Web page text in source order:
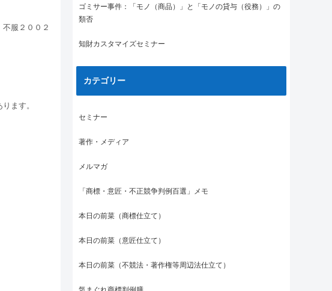
服２００２
ます。
ゴミサー事件：「モノ（商品）」と「モノの貸与（役務）」の
類否
知財カスタマイズセミナー
カテゴリー
セミナー
著作・メディア
メルマガ
「商標・意匠・不正競争判例百選」メモ
本日の前菜（商標仕立て）
本日の前菜（意匠仕立て）
本日の前菜（不競法・著作権等周辺法仕立て）